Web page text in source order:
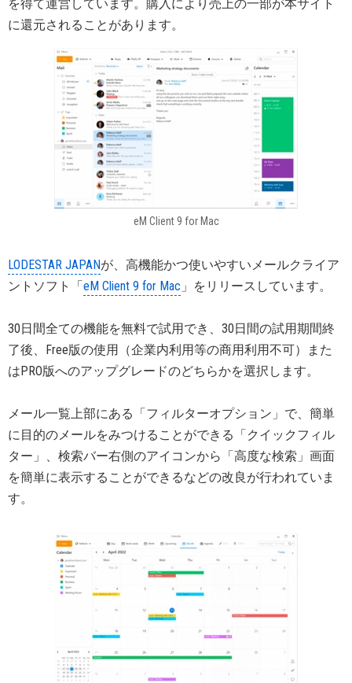
を得て運営しています。購入により売上の一部が本サイト
に還元されることがあります。
eM Client 9 for Mac
LODESTAR JAPANが、高機能かつ使いやすいメールクライア
ントソフト「eM Client 9 for Mac 」をリリースしています。
30日間全ての機能を無料で試用でき、30日間の試用期間終
了後、Free版の使用（企業内利用等の商用利用不可）また
はPRO版へのアップグレードのどちらかを選択します。
メール一覧上部にある「フィルターオプション」で、簡単
に目的のメールをみつけることができる「クイックフィル
ター」、検索バー右側のアイコンから「高度な検索」画面
を簡単に表示することができるなどの改良が行われていま
す。